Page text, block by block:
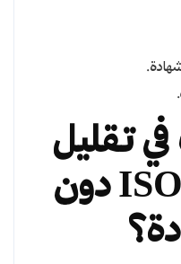
تقليل
تكلفة شهادة ISO دون